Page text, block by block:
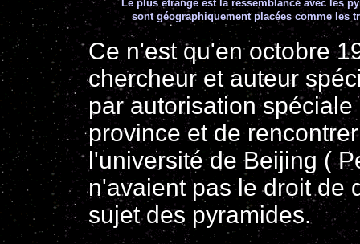
Le plus étrange est la ressemblance avec les
sont géographiquement placées comme les
Ce n'est qu'en octobre
chercheur et auteur
par autorisation
province et de
l'université de Beijing (
n'avaient pas le droit de
sujet des pyramides.